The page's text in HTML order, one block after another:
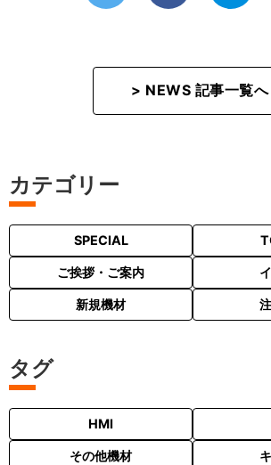
> NEWS 記事一覧へ
カテゴリー
SPECIAL
ご挨拶・ご案内
新規機材
タグ
HMI
その他機材